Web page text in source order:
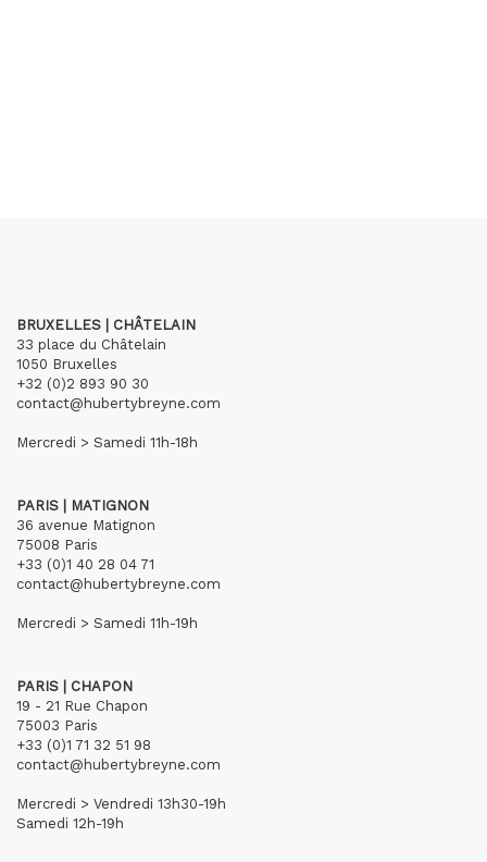
BRUXELLES | CHÂTELAIN
33 place du Châtelain
1050 Bruxelles
+32 (0)2 893 90 30
contact@hubertybreyne.com
Mercredi > Samedi 11h-18h
PARIS | MATIGNON
36 avenue Matignon
75008 Paris
+33 (0)1 40 28 04 71
contact@hubertybreyne.com
Mercredi > Samedi 11h-19h
PARIS | CHAPON
19 - 21 Rue Chapon
75003 Paris
+33 (0)1 71 32 51 98
contact@hubertybreyne.com
Mercredi > Vendredi 13h30-19h
Samedi 12h-19h